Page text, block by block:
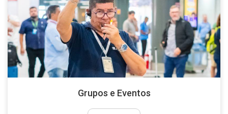
Grupos e Eventos